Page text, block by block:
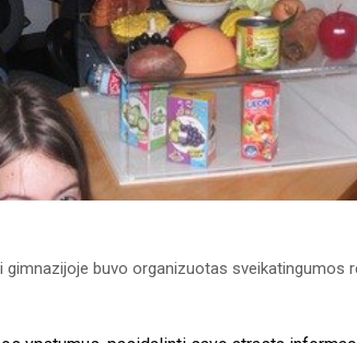
buvo organizuotas sveikatingumos